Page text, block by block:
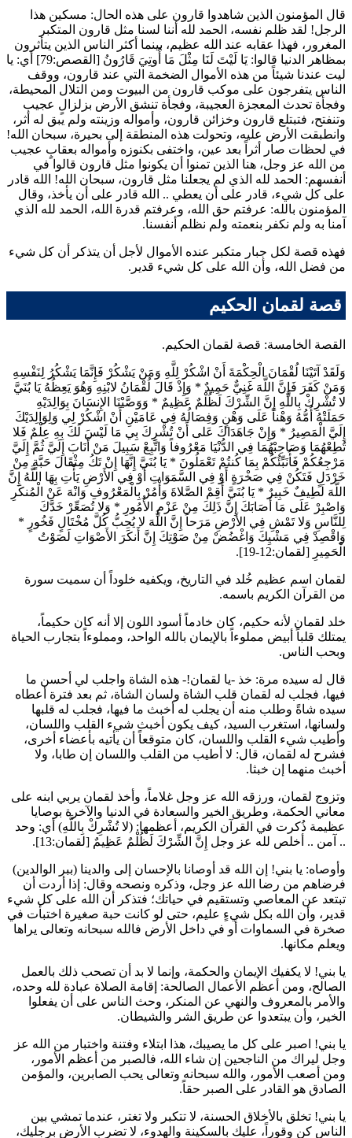
قال المؤمنون الذين شاهدوا قارون على هذه الحال: مسكين هذا
الرجل! لقد ظلم نفسه، الحمد لله أننا لسنا مثل قارون المتكبر
المغرور، فهذا عقابه عند الله عظيم، بينما أكثر الناس الذين يتأثرون
بمظاهر الدنيا قالوا: يَا لَيْتَ لَنَا مِثْلَ مَا أُوتِيَ قَارُونُ [القصص:79] أي: يا
ليت عندنا شيئاً من هذه الأموال الضخمة التي عند قارون، ووقف
الناس يتفرجون على موكب قارون من البيوت ومن التلال المحيطة،
وفجأة تحدث المعجزة العجيبة، وفجأة تنشق الأرض بزلزالٍ عجيب
وتنفتح، فتبتلع قارون وخزائن قارون، وأمواله وزينته ولم يبق له أثر،
وانطبقت الأرض عليه، وتحولت هذه المنطقة إلى بحيرة، سبحان الله!
في لحظات صار أثراً بعد عين، واختفى بكنوزه وأمواله بعقابٍ عجيب
من الله عز وجل، هنا الذين تمنوا أن يكونوا مثل قارون قالوا في
أنفسهم: الحمد لله الذي لم يجعلنا مثل قارون، سبحان الله! الله قادر
على كل شيء، قادر على أن يعطي .. الله قادر على أن يأخذ، وقال
المؤمنون بالله: عرفتم حق الله، وعرفتم قدرة الله، الحمد لله الذي
آمنا به ولم نكفر بنعمته ولم نظلم أنفسنا.
فهذه قصة لكل جبار متكبر عنده الأموال لأجل أن يتذكر أن كل شيء
من فضل الله، وأن الله على كل شيء قدير.
قصة لقمان الحكيم
القصة الخامسة: قصة لقمان الحكيم.
وَلَقَدْ آتَيْنَا لُقْمَانَ الْحِكْمَةَ أَنْ اشْكُرْ لِلَّهِ وَمَنْ يَشْكُرْ فَإِنَّمَا يَشْكُرُ لِنَفْسِهِ
وَمَنْ كَفَرَ فَإِنَّ اللَّهَ غَنِيٌّ حَمِيدٌ * وَإِذْ قَالَ لُقْمَانُ لابْنِهِ وَهُوَ يَعِظُهُ يَا بُنَيَّ
لا تُشْرِكْ بِاللَّهِ إِنَّ الشِّرْكَ لَظُلْمٌ عَظِيمٌ * وَوَصَّيْنَا الإِنسَانَ بِوَالِدَيْهِ
حَمَلَتْهُ أُمُّهُ وَهْناً عَلَى وَهْنٍ وَفِصَالُهُ فِي عَامَيْنِ أَنْ اشْكُرْ لِي وَلِوَالِدَيْكَ
إِلَيَّ الْمَصِيرُ * وَإِنْ جَاهَدَاكَ عَلى أَنْ تُشْرِكَ بِي مَا لَيْسَ لَكَ بِهِ عِلْمٌ فَلا
تُطِعْهُمَا وَصَاحِبْهُمَا فِي الدُّنْيَا مَعْرُوفاً وَاتَّبِعْ سَبِيلَ مَنْ أَنَابَ إِلَيَّ ثُمَّ إِلَيَّ
مَرْجِعُكُمْ فَأُنَبِّئُكُمْ بِمَا كُنتُمْ تَعْمَلُونَ *يَا بُنَيَّ إِنَّهَا إِنْ تَكُ مِثْقَالَ حَبَّةٍ مِنْ
خَرْدَلٍ فَتَكُنْ فِي صَخْرَةٍ أَوْ فِي السَّمَوَاتِ أَوْ فِي الأَرْضِ يَأْتِ بِهَا اللَّهُ إِنَّ
اللَّهَ لَطِيفٌ خَبِيرٌ *يَا بُنَيَّ أَقِمْ الصَّلاةَ وَأْمُرْ بِالْمَعْرُوفِ وَانْهَ عَنْ الْمُنكَرِ
وَاصْبِرْ عَلَى مَا أَصَابَكَ إِنَّ ذَلِكَ مِنْ عَزْمِ الأُمُورِ * وَلا تُصَعِّرْ خَدَّكَ
لِلنَّاسِ وَلا تَمْشِ فِي الأَرْضِ مَرَحاً إِنَّ اللَّهَ لا يُحِبُّ كُلَّ مُخْتَالٍ فَخُورٍ *
وَاقْصِدْ فِي مَشْيِكَ وَاغْضُضْ مِنْ صَوْتِكَ إِنَّ أَنكَرَ الأَصْوَاتِ لَصَوْتُ
الْحَمِيرِ [لقمان:12-19].
لقمان اسم عظيم خُلد في التاريخ، ويكفيه خلوداً أن سميت سورة
من القرآن الكريم باسمه.
خلد لقمان لأنه حكيم، كان خادماً أسود اللون إلا أنه كان حكيماً،
يمتلك قلباً أبيض مملوءاً بالإيمان بالله الواحد، ومملوءاً بتجارب الحياة
وبحب الناس.
قال له سيده مرة: خذ -يا لقمان!- هذه الشاة واجلب لي أحسن ما
فيها، فجلب له لقمان قلب الشاة ولسان الشاة، ثم بعد فترة أعطاه
سيده شاةً وطلب منه أن يجلب له أخبث ما فيها، فجلب له قلبها
ولسانها، استغرب السيد، كيف يكون أخبث شيء القلب واللسان،
وأطيب شيء القلب واللسان، كان متوقعاً أن يأتيه بأعضاء أخرى،
فشرح له لقمان، قال: لا أطيب من القلب واللسان إن طابا، ولا
أخبث منهما إن خبثا.
وتزوج لقمان، ورزقه الله عز وجل غلاماً، وأخذ لقمان يربي ابنه على
معاني الحكمة، وطريق الخير والسعادة في الدنيا والآخرة بوصايا
عظيمة ذُكرت في القرآن الكريم، أعظمها: (لا تُشْرِكْ بِاللَّهِ) أي: وحد
.. آمن .. أخلص لله عز وجل إِنَّ الشِّرْكَ لَظُلْمٌ عَظِيمٌ [لقمان:13].
وأوصاه: يا بني! إن الله قد أوصانا بالإحسان إلى والدينا (ببر الوالدين)
فرضاهم من رضا الله عز وجل، وذكره ونصحه وقال: إذا أردت أن
تبتعد عن المعاصي وتستقيم في حياتك؛ فتذكر أن الله على كل شيء
قدير، وأن الله بكل شيءٍ عليم، حتى لو كانت حبة صغيرة اختبأت في
صخرة في السماوات أو في داخل الأرض فالله سبحانه وتعالى يراها
ويعلم مكانها.
يا بني! لا يكفيك الإيمان والحكمة، وإنما لا بد أن تصحب ذلك بالعمل
الصالح، ومن أعظم الأعمال الصالحة: إقامة الصلاة عبادة لله وحده،
والأمر بالمعروف والنهي عن المنكر، وحث الناس على أن يفعلوا
الخير، وأن يبتعدوا عن طريق الشر والشيطان.
يا بني! اصبر على كل ما يصيبك، هذا ابتلاء وفتنة واختبار من الله عز
وجل ليراك من الناجحين إن شاء الله، فالصبر من أعظم الأمور،
ومن أصعب الأمور، والله سبحانه وتعالى يحب الصابرين، والمؤمن
الصادق هو القادر على الصبر حقاً.
يا بني! تخلق بالأخلاق الحسنة، لا تتكبر ولا تغتر، عندما تمشي بين
الناس كن وقوراً، عليك بالسكينة والهدوء، لا تضرب الأرض برجليك،